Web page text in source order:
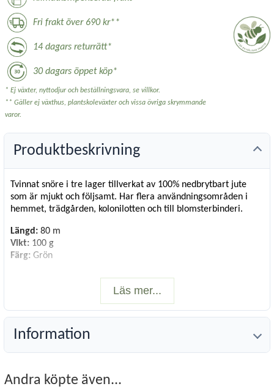
Fri frakt över 690 kr**
14 dagars returrätt*
30 dagars öppet köp*
* Ej växter, nyttodjur och beställningsvara, se villkor.
** Gäller ej växthus, plantskoleväxter och vissa övriga skrymmande
varor.
Produktbeskrivning
Tvinnat snöre i tre lager tillverkat av 100% nedbrytbart jute
som är mjukt och följsamt. Har flera användningsområden i
hemmet, trädgården, kolonilotten och till blomsterbinderi.
Längd: 80 m
Vikt: 100 g
Färg: Grön
Läs mer...
Information
Andra köpte även...